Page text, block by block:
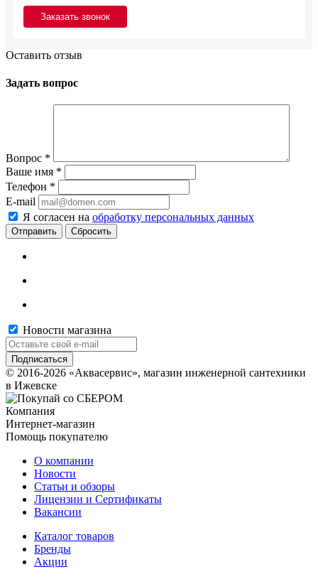
Оставить отзыв
Задать вопрос
Вопрос *
Ваше имя *
Телефон *
E-mail
Я согласен на обработку персональных данных
Сбросить
Новости магазина
© 2016-2026 «Аквасервис», магазин инженерной сантехники
в Ижевске
Компания
Интернет-магазин
Помощь покупателю
О компании
Новости
Статьи и обзоры
Лицензии и Сертификаты
Вакансии
Каталог товаров
Бренды
Акции